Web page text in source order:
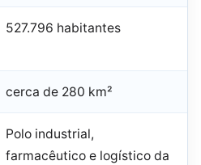
527.796 habitantes
cerca de 280 km²
Polo industrial,
farmacêutico e logístico da